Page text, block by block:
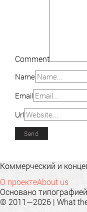
Comment
Name
Email
Url
Коммерческий и
О проектеAbout us
Основано
© 2011—2026 | What